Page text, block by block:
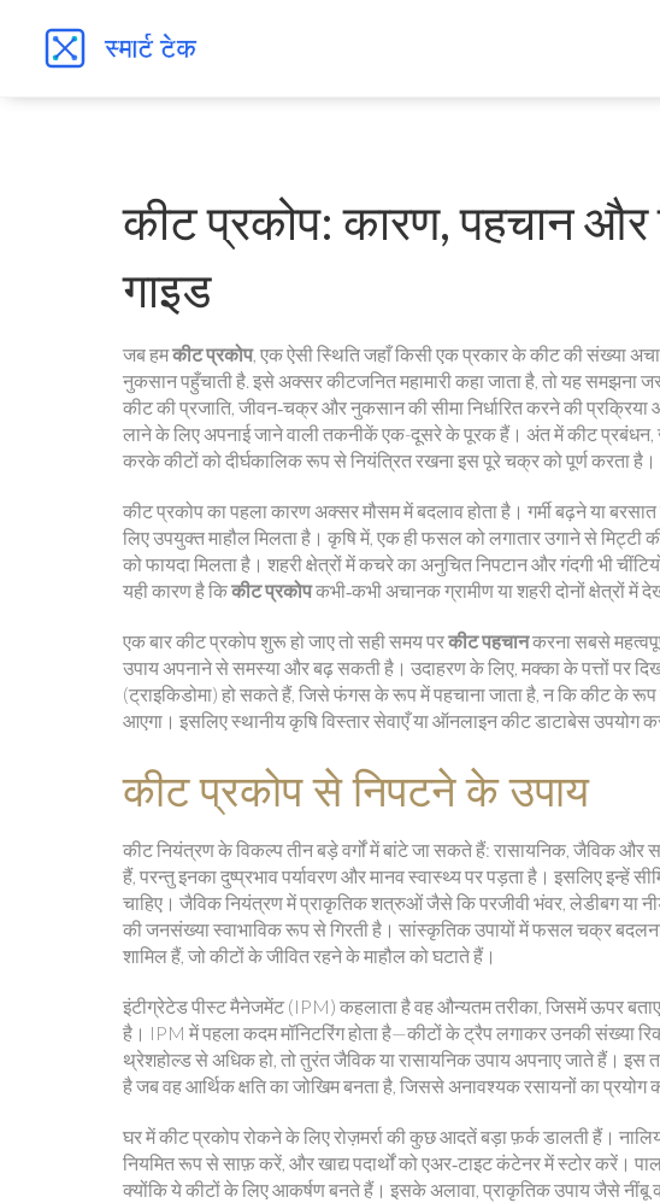
कीट प्रकोप: कारण, पहचान
गाइड
जब हमकीट प्रकोप, एक ऐसी स्थिति जहाँ किसी एक प्रकार के कीट की संख्या
नुकसान पहुँचाती है. इसे अक्सरकीटजनित महामारीकहा जाता है, तो यह समझना
कीट की प्रजाति, जीवन‑चक्र और नुकसान की सीमा निर्धारित करने की प्रक्रिया
लाने के लिए अपनाई जाने वाली तकनीकेंएक-दूसरे के पूरक हैं। अंत मेंकीट प्रबंधन,
करके कीटों को दीर्घकालिक रूप से नियंत्रित रखनाइस पूरे चक्र को पूर्ण करता है।
कीट प्रकोप का पहला कारण अक्सर मौसम में बदलाव होता है। गर्मी बढ़ने या
लिए उपयुक्त माहौल मिलता है। कृषि में, एक ही फसल को लगातार उगाने से
को फायदा मिलता है। शहरी क्षेत्रों में कचरे का अनुचित निपटान और गंदगी भी
यही कारण है किकीट प्रकोपकभी‑कभी अचानक ग्रामीण या शहरी दोनों क्षेत्रों में
एक बार कीट प्रकोप शुरू हो जाए तो सही समय परकीट पहचानकरना सबसे
उपाय अपनाने से समस्या और बढ़ सकती है। उदाहरण के लिए, मक्का के पत्तों पर
(ट्राइकिडोमा) हो सकते हैं, जिसे फंगस के रूप में पहचाना जाता है, न कि कीट के
आएगा। इसलिए स्थानीय कृषि विस्तार सेवाएँ या ऑनलाइन कीट डाटाबेस
कीट प्रकोप से निपटने के उपाय
कीट नियंत्रण के विकल्प तीन बड़े वर्गों में बांटे जा सकते हैं: रासायनिक, जैविक और
हैं, परन्तु इनका दुष्प्रभाव पर्यावरण और मानव स्वास्थ्य पर पड़ता है। इसलिए इन्हें
चाहिए। जैविक नियंत्रण में प्राकृतिक शत्रुओं जैसे कि परजीवी भंवर, लेडीबग या
की जनसंख्या स्वाभाविक रूप से गिरती है। सांस्कृतिक उपायों में फसल चक्र
शामिल हैं, जो कीटों के जीवित रहने के माहौल को घटाते हैं।
इंटीग्रेटेड पीस्ट मैनेजमेंट (IPM) कहलाता है वह औन्यतम तरीका, जिसमें ऊपर
है। IPM में पहला कदम मॉनिटरिंग होता है—कीटों के ट्रैप लगाकर उनकी संख्या
थ्रेशहोल्ड से अधिक हो, तो तुरंत जैविक या रासायनिक उपाय अपनाए जाते हैं। इस
है जब वह आर्थिक क्षति का जोखिम बनता है, जिससे अनावश्यक रसायनों का प्रयोग
घर में कीट प्रकोप रोकने के लिए रोज़मर्रा की कुछ आदतें बड़ा फ़र्क डालती हैं।
नियमित रूप से साफ़ करें, और खाद्य पदार्थों को एअर‑टाइट कंटेनर में स्टोर करें।
क्योंकि ये कीटों के लिए आकर्षण बनते हैं। इसके अलावा, प्राकृतिक उपाय जैसे नींबू